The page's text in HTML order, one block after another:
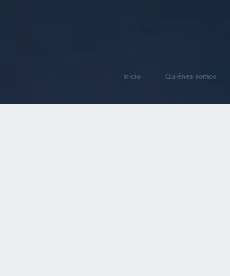
Inicio Quiénes somos